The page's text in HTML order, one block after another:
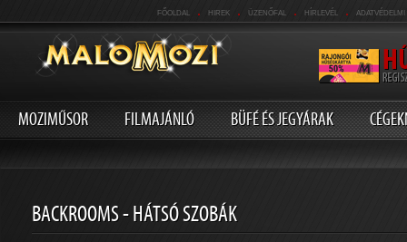
FŐOLDAL . HIREK . ÜZENŐFAL . HÍRLEVÉL . ADATVÉDELMI
MOZIMŰSOR FILMAJÁNLÓ BÜFÉ ÉS JEGYÁRAK
BACKROOMS - HÁTSÓ SZOBÁK